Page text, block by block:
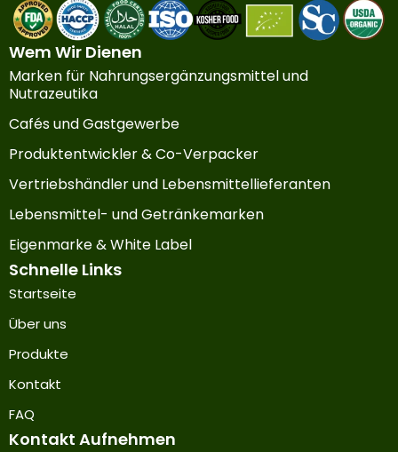
Wem Wir Dienen
Marken für Nahrungsergänzungsmittel und
Nutrazeutika
Cafés und Gastgewerbe
Produktentwickler & Co-Verpacker
Vertriebshändler und Lebensmittellieferanten
Lebensmittel- und Getränkemarken
Eigenmarke & White Label
Schnelle Links
Startseite
Über uns
Produkte
Kontakt
FAQ
Kontakt Aufnehmen